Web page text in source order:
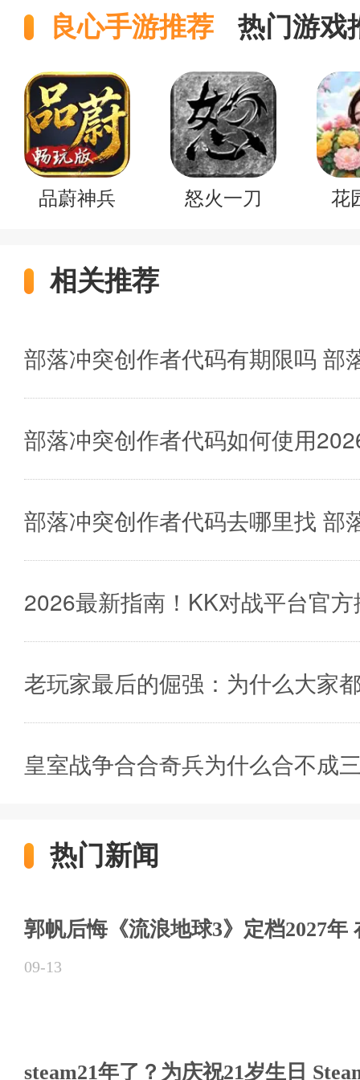
良心手游推荐 热门游戏
品蔚神兵 怒火一刀 花
相关推荐
部落冲突创作者代码有期限吗 部
部落冲突创作者代码如何使用
部落冲突创作者代码去哪里找 部
2026最新指南！KK对战平台官
老玩家最后的倔强：为什么大家
皇室战争合合奇兵为什么合不成
热门新闻
郭帆后悔《流浪地球3》定档2027年
09-13
steam21年了？为庆祝21岁生日